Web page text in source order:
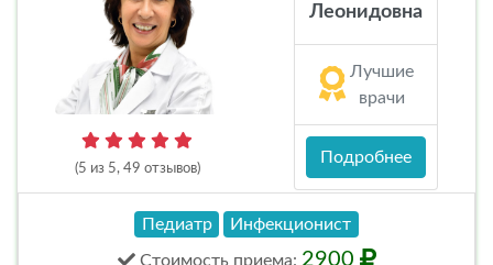
(5 из 5, 49 отзывов)
Леонидовна
Лучшие
врачи
Подробнее
Педиатр Инфекционист
Стоимость приема: 2900